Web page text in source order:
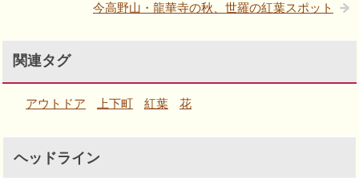
今高野山・龍華寺の秋、世羅の紅葉スポット
関連タグ
アウトドア 上下町 紅葉 花
ヘッドライン